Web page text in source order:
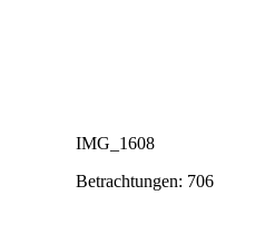
IMG_1608
Betrachtungen: 706